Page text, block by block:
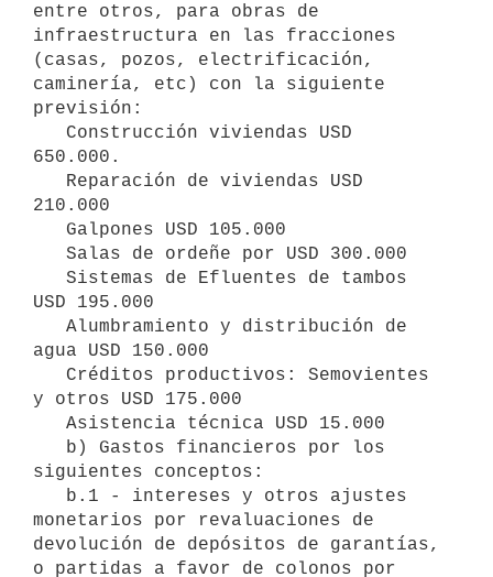
entre otros, para obras de
infraestructura en las fracciones
(casas, pozos, electrificación,
caminería, etc) con la siguiente
previsión:
650.000.
210.000
USD 195.000
agua USD 150.000
y otros USD 175.000
siguientes conceptos:
monetarios por revaluaciones de
devolución de depósitos de garantías,
o partidas a favor de colonos por